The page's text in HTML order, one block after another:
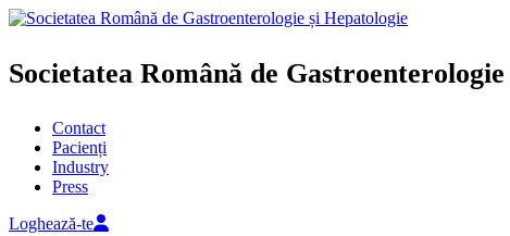
Societatea Română de
Contact
Pacienți
Industry
Press
Loghează-te